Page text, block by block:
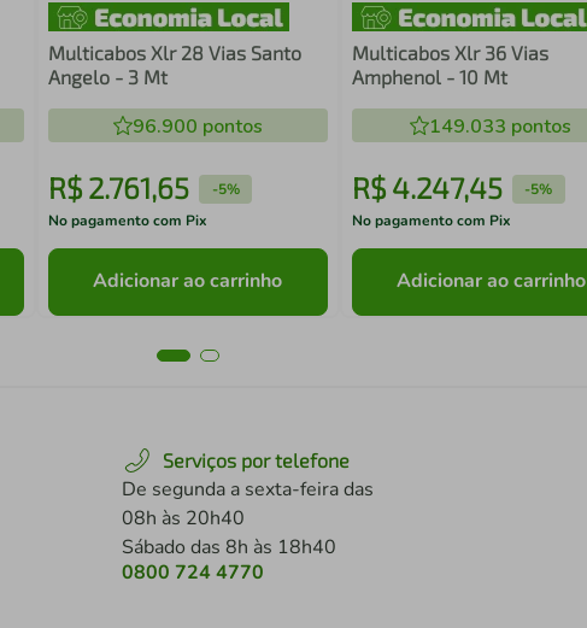
Multicabos Xlr 28 Vias Santo
Angelo - 3 Mt
96.900 pontos
R$2.761,65 -5%
No pagamento com Pix
Adicionar ao carrinho
Multicabos Xlr 36 Vias
Amphenol - 10 Mt
149.033 pontos
R$ 4.247,45 -5%
No pagamento com Pix
Adicionar ao carrinho
Serviços por telefone
De segunda a sexta-feira das
08h às 20h40
Sábado das 8h às 18h40
0800 724 4770